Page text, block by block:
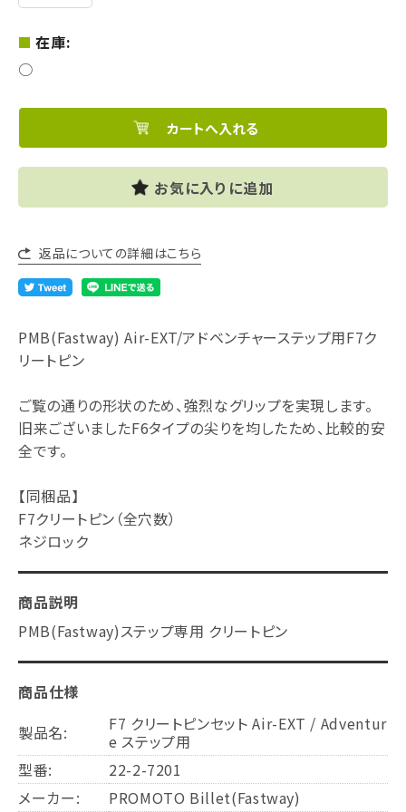
在庫:
○
お気に入りに追加
返品についての詳細はこちら
PMB(Fastway) Air-EXT/アドベンチャーステップ用F7ク
リートピン
ご覧の通りの形状のため、強烈なグリップを実現します。
旧来ございましたF6タイプの尖りを均したため、比較的安
全です。
【同梱品】
F7クリートピン（全穴数）
ネジロック
商品説明
PMB(Fastway)ステップ専用 クリートピン
商品仕様
製品名:
F7 クリートピンセット Air-EXT / Adventur
e ステップ用
型番:
22-2-7201
メーカー:
PROMOTO Billet(Fastway)